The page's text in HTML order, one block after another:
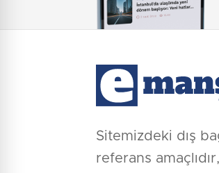
Sitemizdeki dış
referans